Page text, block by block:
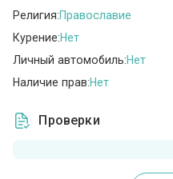
Религия:Православие
Курение:Нет
Личный автомобиль:Нет
Наличие прав:Нет
Проверки